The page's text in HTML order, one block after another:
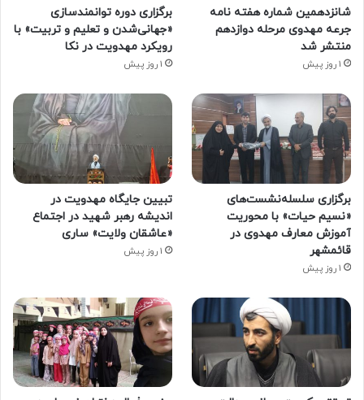
شانزدهمین شماره هفته‌ نامه
جرعه مهدوی مرحله دوازدهم
منتشر شد
1 روز پیش
برگزاری دوره توانمندسازی
«جهانی‌شدن و تعلیم و تربیت» با
رویکرد مهدویت در نکا
1 روز پیش
برگزاری سلسله‌نشست‌های
«نسیم حیات» با محوریت
آموزش معارف مهدوی در
قائمشهر
1 روز پیش
تبیین جایگاه مهدویت در
اندیشه رهبر شهید در اجتماع
«عاشقان ولایت» ساری
1 روز پیش